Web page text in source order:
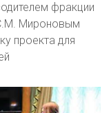
фракции
Мироновым
проекта для